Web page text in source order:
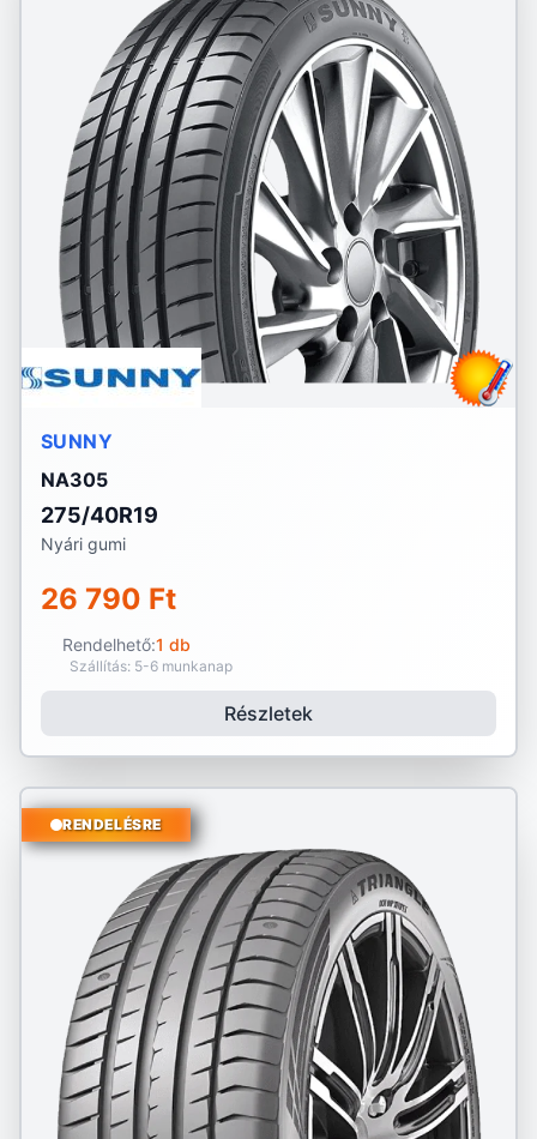
SUNNY
NA305
275/40R19
Nyári gumi
26 790 Ft
Rendelhető:1 db
Szállítás: 5-6 munkanap
Részletek
RENDELÉSRE